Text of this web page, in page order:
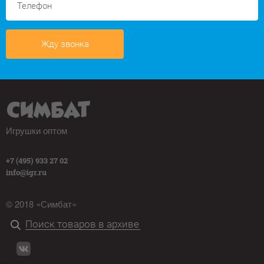
Жду звонка
Игрушки оптом
+7 (495) 933 27 02
info@igr.ru
© 2018 «Симбат»